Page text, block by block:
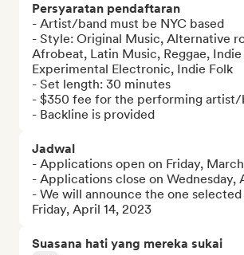
Persyaratan pendaftaran
- Artist/band must be NYC based
- Style: Original Music, Alternative
Afrobeat, Latin Music, Reggae, Indie
Experimental Electronic, Indie Folk
- Set length: 30 minutes
- $350 fee for the performing artist/
- Backline is provided
Jadwal
- Applications open on Friday,
- Applications close on Wednesday,
- We will announce the one
Friday, April 14, 2023
Suasana hati yang mereka sukai